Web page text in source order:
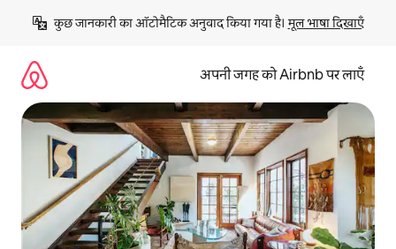
छोड़कर
कॉन्टेंट
कुछ जानकारी का ऑटोमैटिक अनुवाद किया गया है। मूल भाषा दिखाएँ
अपनी जगह को Airbnb पर लाएँ